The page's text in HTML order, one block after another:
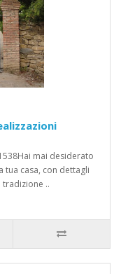
mai desiderato
tua casa, con dettagli
tradizione ..